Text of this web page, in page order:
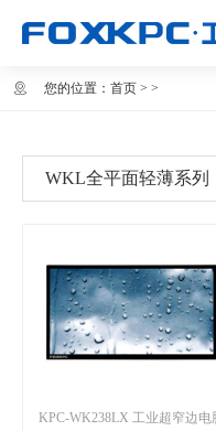
您的位置： 首页 > >
WKL全平面轻薄系列
KPC-WK238LX 工业超窄边电